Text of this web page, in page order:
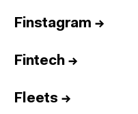
Finstagram →
Fintech →
Fleets →